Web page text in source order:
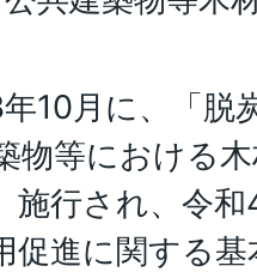
10月に、「脱
物等における
施行され、令
促進に関する